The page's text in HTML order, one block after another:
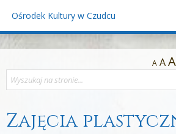
Ośrodek Kultury w Czudcu
A AA
Zajęcia